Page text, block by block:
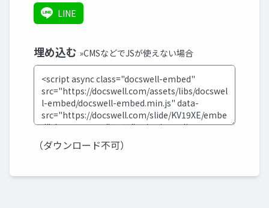
LINE
埋め込む »CMSなどでJSが使えない場合
（ダウンロード不可）